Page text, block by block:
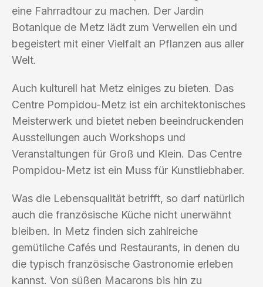
eine Fahrradtour zu machen. Der Jardin
Botanique de Metz lädt zum Verweilen ein und
begeistert mit einer Vielfalt an Pflanzen aus aller
Welt.
Auch kulturell hat Metz einiges zu bieten. Das
Centre Pompidou-Metz ist ein architektonisches
Meisterwerk und bietet neben beeindruckenden
Ausstellungen auch Workshops und
Veranstaltungen für Groß und Klein. Das Centre
Pompidou-Metz ist ein Muss für Kunstliebhaber.
Was die Lebensqualität betrifft, so darf natürlich
auch die französische Küche nicht unerwähnt
bleiben. In Metz finden sich zahlreiche
gemütliche Cafés und Restaurants, in denen du
die typisch französische Gastronomie erleben
kannst. Von süßen Macarons bis hin zu